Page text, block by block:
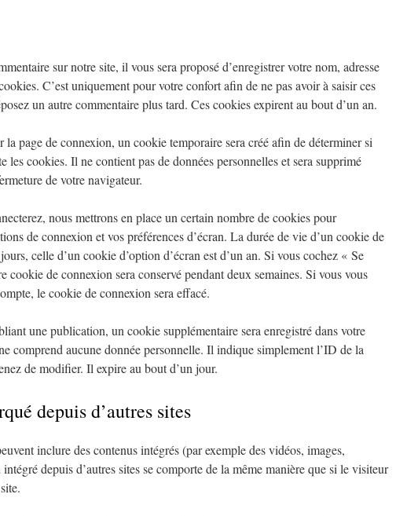
sur notre site, il vous sera proposé d’enregistrer votre nom, adresse
C’est uniquement pour votre confort afin de ne pas avoir à saisir ces
un autre commentaire plus tard. Ces cookies expirent au bout d’un an.
la page de connexion, un cookie temporaire sera créé afin de déterminer si
les cookies. Il ne contient pas de données personnelles et sera supprimé
de votre navigateur.
nous mettrons en place un certain nombre de cookies pour
de connexion et vos préférences d’écran. La durée de vie d’un cookie de
celle d’un cookie d’option d’écran est d’un an. Si vous cochez « Se
cookie de connexion sera conservé pendant deux semaines. Si vous vous
le cookie de connexion sera effacé.
une publication, un cookie supplémentaire sera enregistré dans votre
comprend aucune donnée personnelle. Il indique simplement l’ID de la
de modifier. Il expire au bout d’un jour.
depuis d’autres sites
inclure des contenus intégrés (par exemple des vidéos, images,
depuis d’autres sites se comporte de la même manière que si le visiteur